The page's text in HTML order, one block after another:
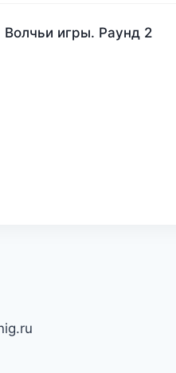
Волчьи игры. Раунд 2